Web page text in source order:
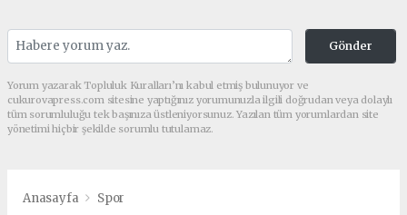
Gönder
Yorum yazarak Topluluk Kuralları’nı kabul etmiş bulunuyor ve
cukurovapress.com sitesine yaptığınız yorumunuzla ilgili doğrudan veya dolaylı
tüm sorumluluğu tek başınıza üstleniyorsunuz. Yazılan tüm yorumlardan site
yönetimi hiçbir şekilde sorumlu tutulamaz.
Anasayfa Spor